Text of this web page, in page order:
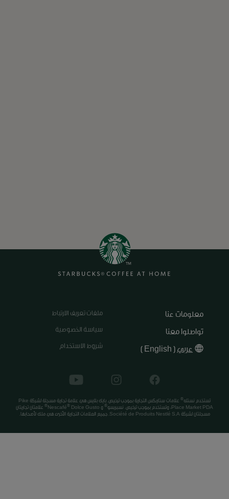
معلومات عنا
تواصلوا معنا
عربي(
English
)
ملفات تعريف الارتباط
سياسة الخصوصية
شروط الاستخدام
تستخدم نستله®
علامات ستاربكس التجارية بموجب ترخيص. بايك بلايس هي علامة تجارية مسجلة لشركة Pike
Place Market PDA، وتستخدم بموجب ترخيص. نسبريسو
® و Nescafé ® Dolce Gusto
® علامتان تجاريتان
مسجلتان لشركة Société de Produits Nestlé S.A. جميع العلامات التجارية الأخرى هي ملك لأصحابها.